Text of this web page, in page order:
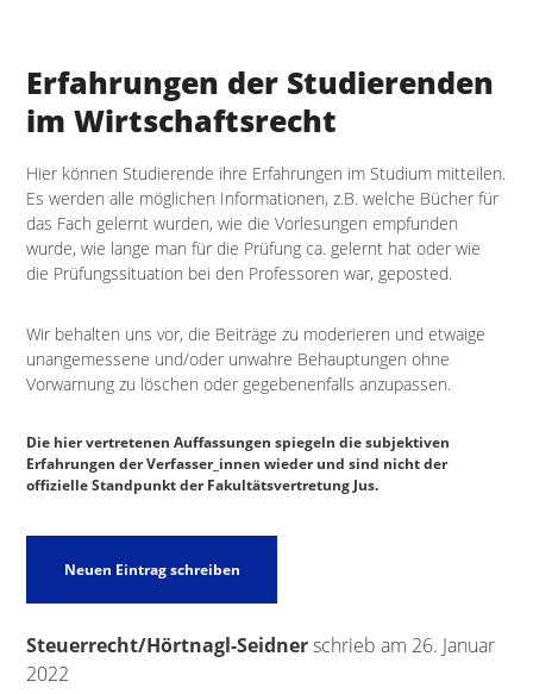
Erfahrungen der Studierenden
im Wirtschaftsrecht
Hier können Studierende ihre Erfahrungen im Studium mitteilen.
Es werden alle möglichen Informationen, z.B. welche Bücher für
das Fach gelernt wurden, wie die Vorlesungen empfunden
wurde, wie lange man für die Prüfung ca. gelernt hat oder wie
die Prüfungssituation bei den Professoren war, geposted.
Wir behalten uns vor, die Beiträge zu moderieren und etwaige
unangemessene und/oder unwahre Behauptungen ohne
Vorwarnung zu löschen oder gegebenenfalls anzupassen.
Die hier vertretenen Auffassungen spiegeln die subjektiven
Erfahrungen der Verfasser_innen wieder und sind nicht der
offizielle Standpunkt der Fakultätsvertretung Jus.
Steuerrecht/Hörtnagl-Seidnerschrieb am 26. Januar
2022